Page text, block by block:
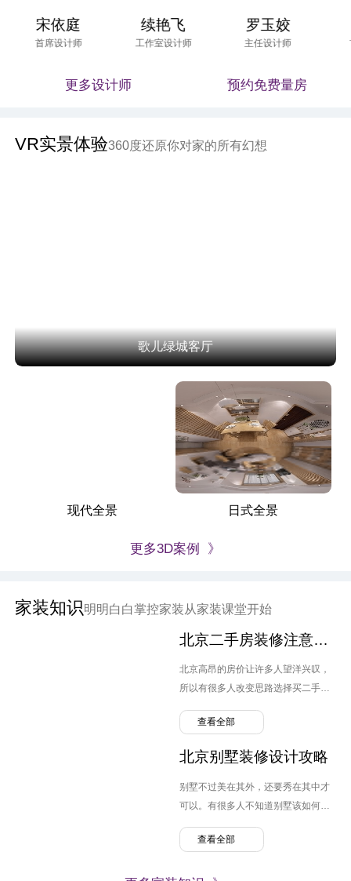
宋依庭
首席设计师
续艳飞
工作室设计师
罗玉姣
主任设计师
更多设计师 预约免费量房
VR实景体验360度还原你对家的所有幻想
歌儿绿城客厅
现代全景 日式全景
更多3D案例 》
家装知识明明白白掌控家装从家装课堂开始
北京二手房装修注意要点
北京高昂的房价让许多人望洋兴叹，
所以有很多人改变思路选择买二手
修设计可能并不是自己喜欢的风格，
二手房装修需要注意哪几点呢？
查看全部
北京别墅装修设计攻略
别墅不过美在其外，还要秀在其中才
可以。有很多人不知道别墅该如何装
修设计需要注意什么呢？有哪些问题
查看全部